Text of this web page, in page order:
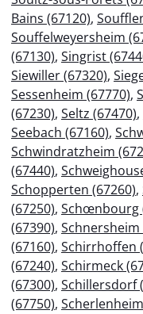
Bains (67120),
Souffelweyersheim
(67130), Singrist
Siewiller (67320),
Sessenheim (67770),
(67230), Seltz (67470),
Seebach (67160),
Schwindratzheim
(67440),
Schopperten (67260),
(67250), Schœnbourg
(67390), Schnersheim
(67160), Schirrhoffen
(67240), Schirmeck
(67300), Schillersdorf
(67750),